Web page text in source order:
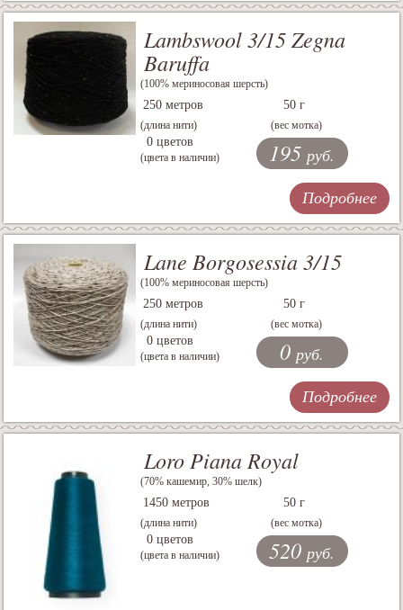
Lambswool 3/15 Zegna
Baruffa
(100% мериносовая шерсть)
250 метров
(длина нити)
50 г
(вес мотка)
0 цветов
(цвета в наличии) 195 руб.
Подробнее
Lane Borgosessia 3/15
(100% мериносовая шерсть)
250 метров
(длина нити)
50 г
(вес мотка)
0 цветов
(цвета в наличии) 0 руб.
Подробнее
Loro Piana Royal
(70% кашемир, 30% шелк)
1450 метров
(длина нити)
50 г
(вес мотка)
0 цветов
(цвета в наличии) 520 руб.